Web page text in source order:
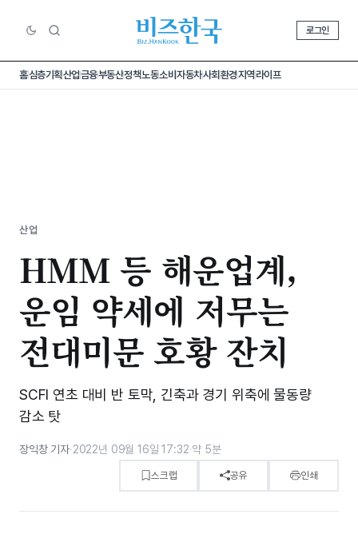
로그인
홈심층기획산업금융부동산정책노동소비 자동차사회환경지역라이프
산업
HMM 등 해운업계,
운임 약세에 저무는
전대미문 호황 잔치
SCFI 연초 대비 반 토막, 긴축과 경기 위축에 물동량
감소 탓
장익창 기자·2022년 09월 16일 17:32·약 5분
스크랩 공유 인쇄